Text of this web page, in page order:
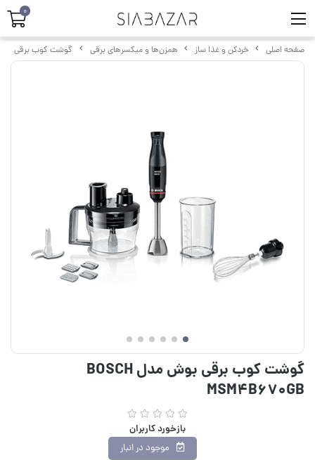
صفحه اصلی خردکن و غذا ساز همزن‌ها و میکسرهای برقی گوشت کوب برقی
گوشت کوب برقی بوش مدل BOSCH
MSM4B670GB
بازخورد کاربران
موجود در انبار
0